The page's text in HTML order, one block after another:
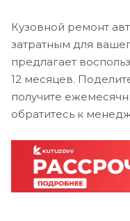
Кузовной ремонт
затратным для
предлагает
12 месяцев.
получите
обратитесь к